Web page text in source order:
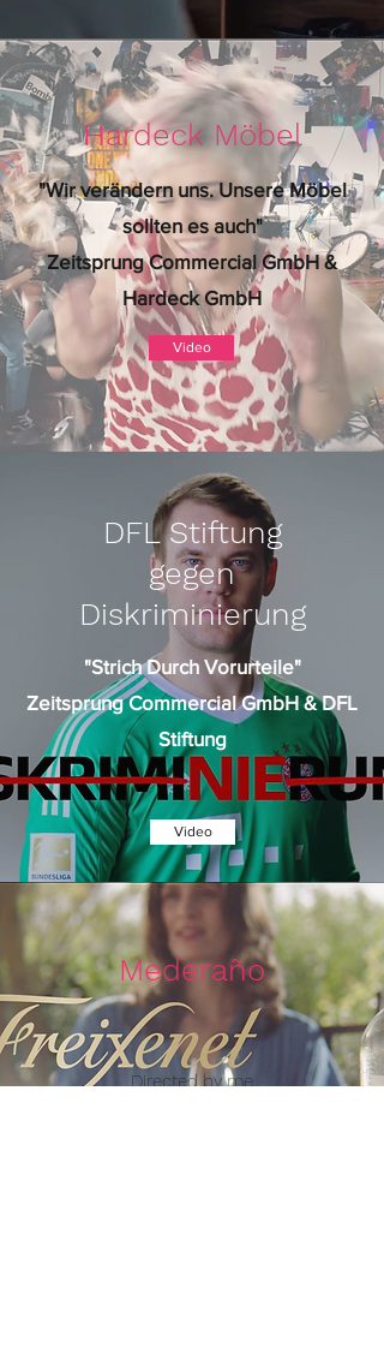
Hardeck Möbel
"Wir verändern uns. Unsere Möbel
sollten es auch"
Zeitsprung Commercial GmbH &
Hardeck GmbH
Video
DFL Stiftung
gegen
Diskriminierung
"Strich Durch Vorurteile"
Zeitsprung Commercial GmbH & DFL
Stiftung
Video
Mederaño
Directed by me